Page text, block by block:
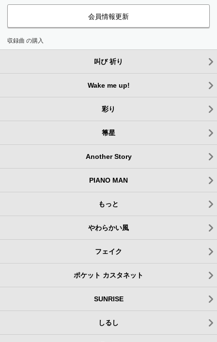
会員情報更新
収録曲 の購入
叫び 祈り
Wake me up!
彩り
箒星
Another Story
PIANO MAN
もっと
やわらかい風
フェイク
ポケット カスタネット
SUNRISE
しるし